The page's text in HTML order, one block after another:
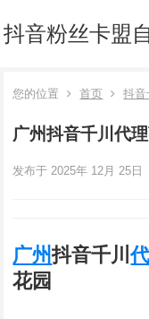
抖音粉丝卡盟
您的位置 首页 抖音
广州抖音千川代
发布于 2025年 12月 25日
广州抖音千川
花园